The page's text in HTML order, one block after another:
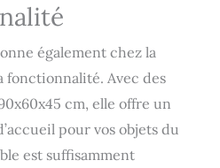
dotée d'un plateau
de haute qualité
qui peut
facilement
supporter un
usage quotidien et
remplir le décor de
votre salon. Que
vous recherchiez
également chez la
fonctionnalité. Avec des
cm, elle offre un
pour vos objets du
est suffisamment